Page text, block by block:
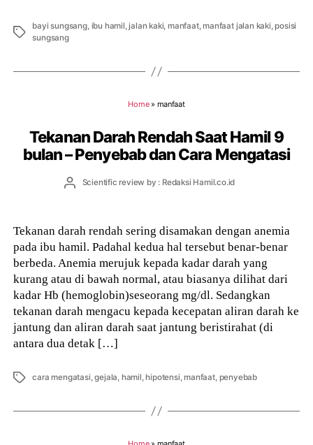
Tags
bayi sungsang, ibu hamil, jalan kaki,manfaat,manfaat jalan kaki,posisi
sungsang
Home» manfaat
Tekanan Darah Rendah Saat Hamil 9
bulan – Penyebab dan Cara Mengatasi
PostScientific review by : Redaksi Hamil.co.id
Tekanan darah rendah sering disamakan dengan anemia
pada ibu hamil. Padahal kedua hal tersebut benar-benar
berbeda. Anemia merujuk kepada kadar darah yang
kurang atau di bawah normal, atau biasanya dilihat dari
kadar Hb (hemoglobin)seseorang mg/dl. Sedangkan
tekanan darah mengacu kepada kecepatan aliran darah ke
jantung dan aliran darah saat jantung beristirahat (di
antara dua detak […]
Tags cara mengatasi,gejala, hamil,hipotensi,manfaat, penyebab